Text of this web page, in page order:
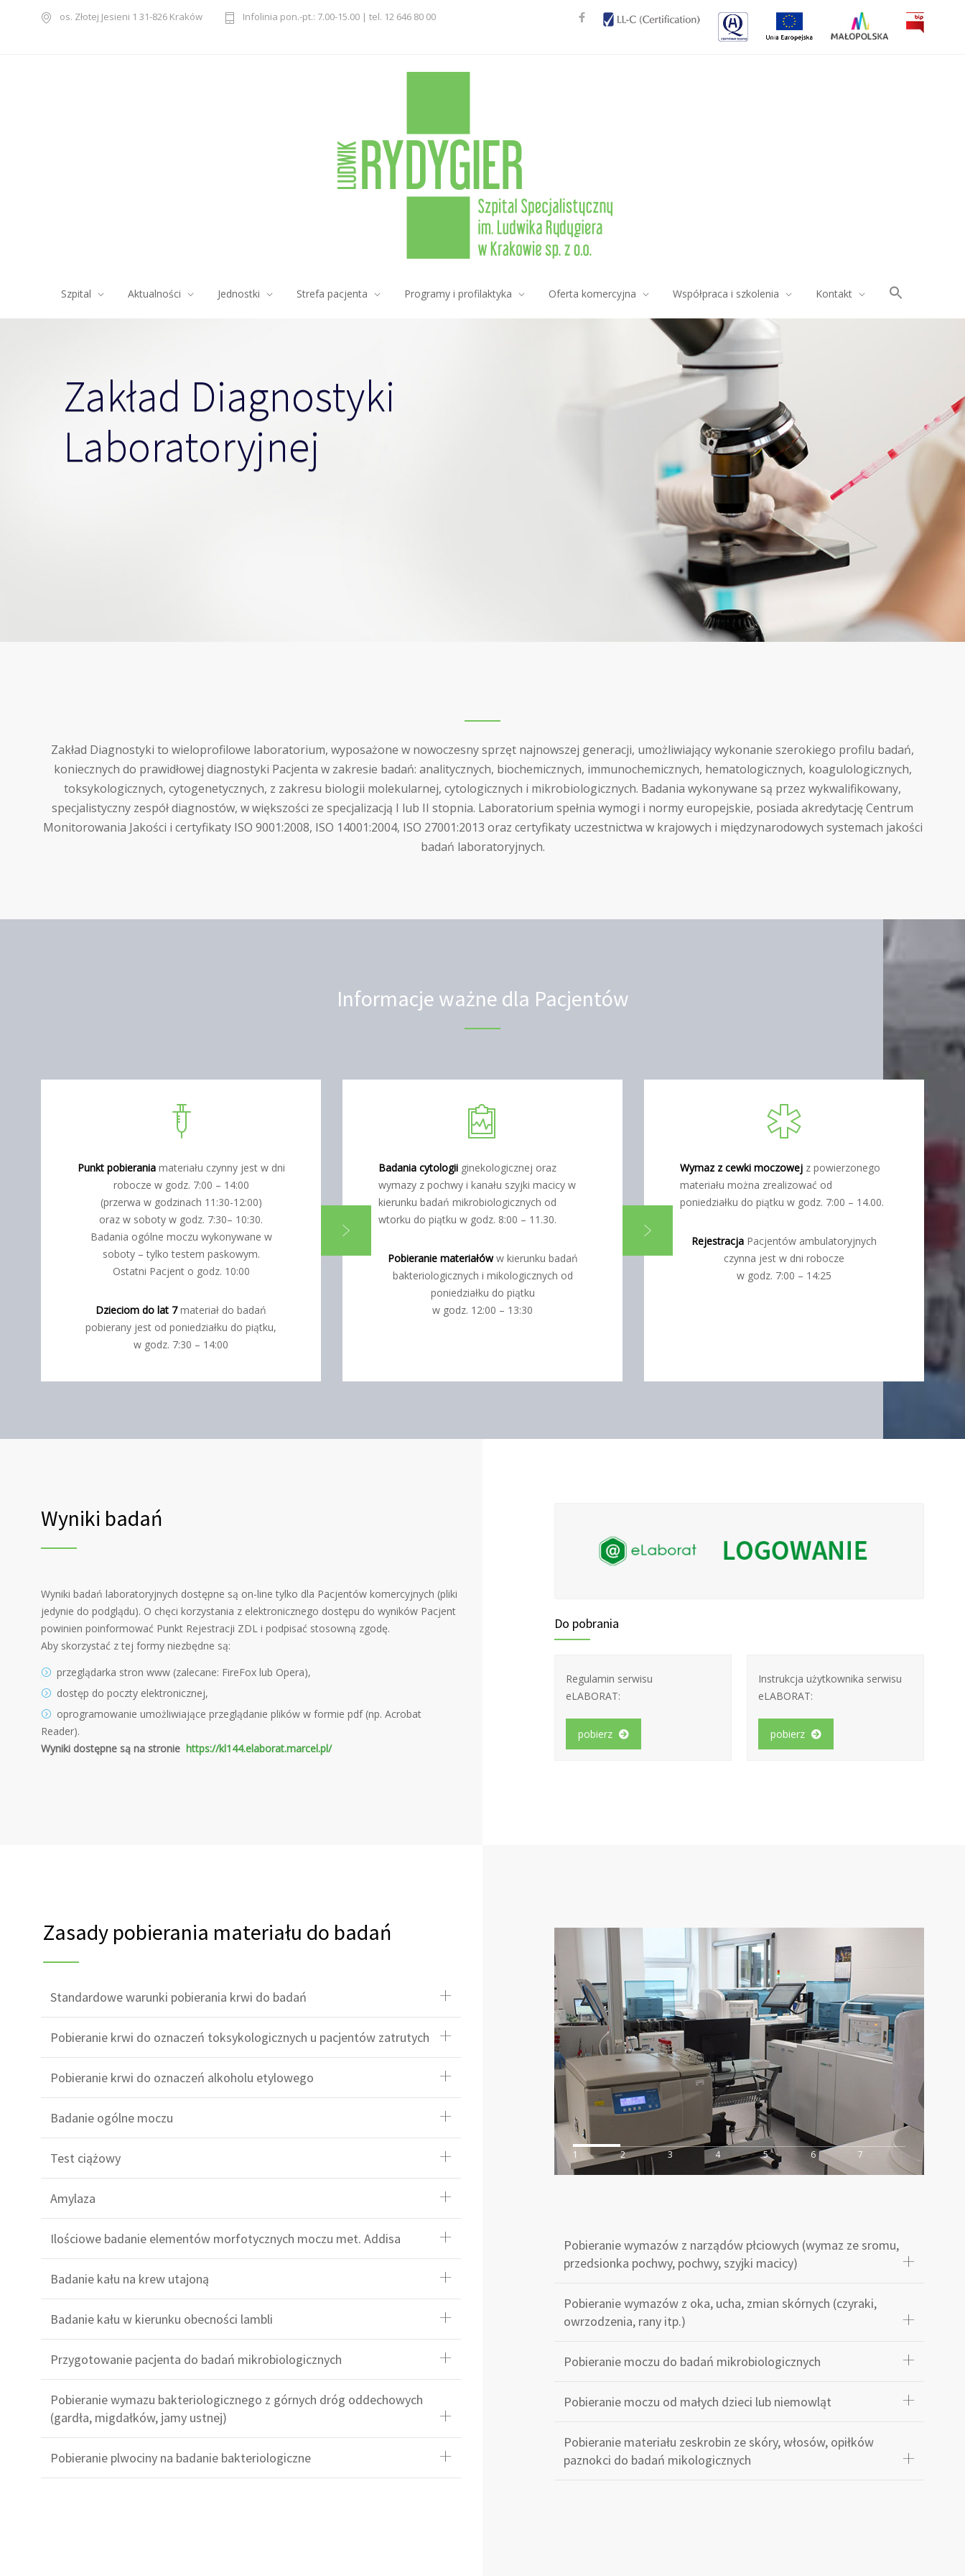
os. Złotej Jesieni 1 31-826 Kraków Infolinia pon.-pt.: 7.00-15.00 | tel. 12 646 80 00
Szpital Aktualności Jednostki Strefa pacjenta Programy i profilaktyka Oferta komercyjna Współpraca i szkolenia Kontakt
Zakład Diagnostyki
Laboratoryjnej
Zakład Diagnostyki to wieloprofilowe laboratorium, wyposażone w nowoczesny sprzęt najnowszej generacji, umożliwiający wykonanie szerokiego profilu badań,
koniecznych do prawidłowej diagnostyki Pacjenta w zakresie badań: analitycznych, biochemicznych, immunochemicznych, hematologicznych, koagulologicznych,
toksykologicznych, cytogenetycznych, z zakresu biologii molekularnej, cytologicznych i mikrobiologicznych. Badania wykonywane są przez wykwalifikowany,
specjalistyczny zespół diagnostów, w większości ze specjalizacją I lub II stopnia. Laboratorium spełnia wymogi i normy europejskie, posiada akredytację Centrum
Monitorowania Jakości i certyfikaty ISO 9001:2008, ISO 14001:2004, ISO 27001:2013 oraz certyfikaty uczestnictwa w krajowych i międzynarodowych systemach jakości
badań laboratoryjnych.
Informacje ważne dla Pacjentów
Punkt pobieraniamateriału czynny jest w dni
robocze w godz. 7:00 – 14:00
(przerwa w godzinach 11:30-12:00)
oraz w soboty w godz. 7:30– 10:30.
Badania ogólne moczu wykonywane w
soboty – tylko testem paskowym.
Ostatni Pacjent o godz. 10:00
Dzieciom do lat 7materiał do badań
pobierany jest od poniedziałku do piątku,
w godz. 7:30 – 14:00
Badania cytologii ginekologicznej oraz
wymazy z pochwy i kanału szyjki macicy w
kierunku badań mikrobiologicznych od
wtorku do piątku w godz. 8:00 – 11.30.
Pobieranie materiałóww kierunku badań
bakteriologicznych i mikologicznych od
poniedziałku do piątku
w godz. 12:00 – 13:30
Wymaz z cewki moczowej z powierzonego
materiału można zrealizować od
poniedziałku do piątku w godz. 7:00 – 14.00.
Rejestracja Pacjentów ambulatoryjnych
czynna jest w dni robocze
w godz. 7:00 – 14:25
Wyniki badań
Wyniki badań laboratoryjnych dostępne są on-line tylko dla Pacjentów komercyjnych (pliki
jedynie do podglądu). O chęci korzystania z elektronicznego dostępu do wyników Pacjent
powinien poinformować Punkt Rejestracji ZDL i podpisać stosowną zgodę.
Aby skorzystać z tej formy niezbędne są:
przeglądarka stron www (zalecane: FireFox lub Opera),
dostęp do poczty elektronicznej,
oprogramowanie umożliwiające przeglądanie plików w formie pdf (np. Acrobat
Reader).
Wyniki dostępne są na stronie https://kl144.elaborat.marcel.pl/
Do pobrania
Regulamin serwisu
eLABORAT:
pobierz
Instrukcja użytkownika serwisu
eLABORAT:
pobierz
Zasady pobierania materiału do badań
Standardowe warunki pobierania krwi do badań
Pobieranie krwi do oznaczeń toksykologicznych u pacjentów zatrutych
Pobieranie krwi do oznaczeń alkoholu etylowego
Badanie ogólne moczu
Test ciążowy
Amylaza
Ilościowe badanie elementów morfotycznych moczu met. Addisa
Badanie kału na krew utajoną
Badanie kału w kierunku obecności lambli
Przygotowanie pacjenta do badań mikrobiologicznych
Pobieranie wymazu bakteriologicznego z górnych dróg oddechowych
(gardła, migdałków, jamy ustnej)
Pobieranie plwociny na badanie bakteriologiczne
1 2 3 4 5 6 7
Pobieranie wymazów z narządów płciowych (wymaz ze sromu,
przedsionka pochwy, pochwy, szyjki macicy)
Pobieranie wymazów z oka, ucha, zmian skórnych (czyraki,
owrzodzenia, rany itp.)
Pobieranie moczu do badań mikrobiologicznych
Pobieranie moczu od małych dzieci lub niemowląt
Pobieranie materiału zeskrobin ze skóry, włosów, opiłków
paznokci do badań mikologicznych